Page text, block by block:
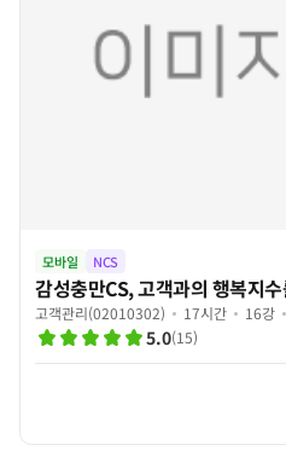
모바일 NCS
감성충만CS, 고객과의 행복지
고객관리(02010302) 17시간 16강
5.0(15)